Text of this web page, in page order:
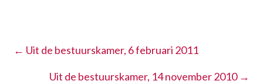
← Uit de bestuurskamer, 6 februari 2011
Uit de bestuurskamer, 14 november 2010 →